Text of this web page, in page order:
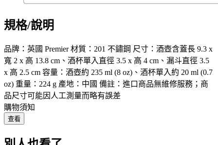
規格/說明
品牌：英國 Premier 材質：201 不鏽鋼 尺寸：酒壺含蓋長 9.3 x
寬 2 x 高 13.8 cm、酒杯單入直徑 3.5 x 高 4 cm、漏斗直徑 3.5
x 高 2.5 cm 容量：酒壺約 235 ml (8 oz)、酒杯單入約 20 ml (0.7
oz) 重量：224 g 產地：中國 備註：進口商品無維修服務；商
品尺寸可能因人工測量而略有誤差
購物須知
查看